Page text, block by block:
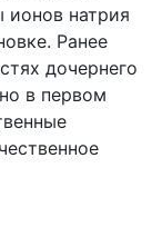
ионов натрия
Ранее
дочернего
в первом